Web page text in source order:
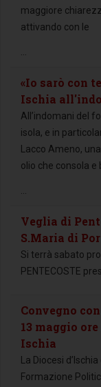
maggiore
attivando con le
«Io sarò con
Ischia
All’indomani del
isola, e in
Lacco Ameno,
olio che consola e
Veglia di
S.Maria di
Si terrà sabato
PENTECOSTE
Convegno
13 maggio
Ischia
La Diocesi
Formazione